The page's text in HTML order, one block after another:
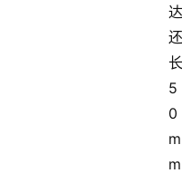
达
还
长
5
0
m
m